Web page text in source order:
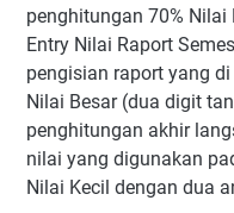
penghitungan 70% Nilai
Entry Nilai Raport
pengisian raport yang
Nilai Besar (dua digit
penghitungan akhir
nilai yang digunakan
Nilai Kecil dengan dua